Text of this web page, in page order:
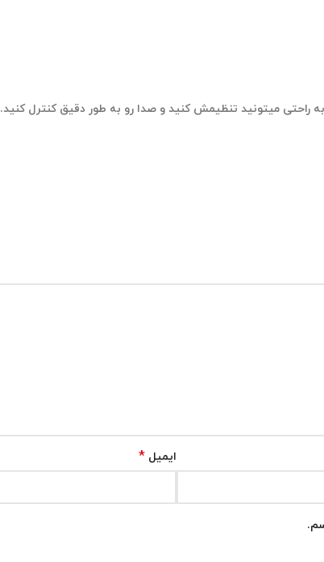
راحتی میتونید تنظیمش کنید و صدا رو به طور دقیق کنترل کنید.
ایمیل *